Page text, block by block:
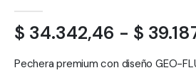
$ 34.342,46 - $
Pechera premium con diseño GEO-